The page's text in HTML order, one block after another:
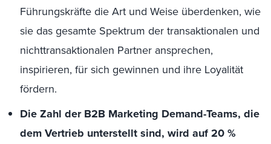
Führungskräfte die Art und Weise überdenken, wie
sie das gesamte Spektrum der transaktionalen und
nichttransaktionalen Partner ansprechen,
inspirieren, für sich gewinnen und ihre Loyalität
fördern.
Die Zahl der B2B Marketing Demand-Teams, die
dem Vertrieb unterstellt sind, wird auf 20 %